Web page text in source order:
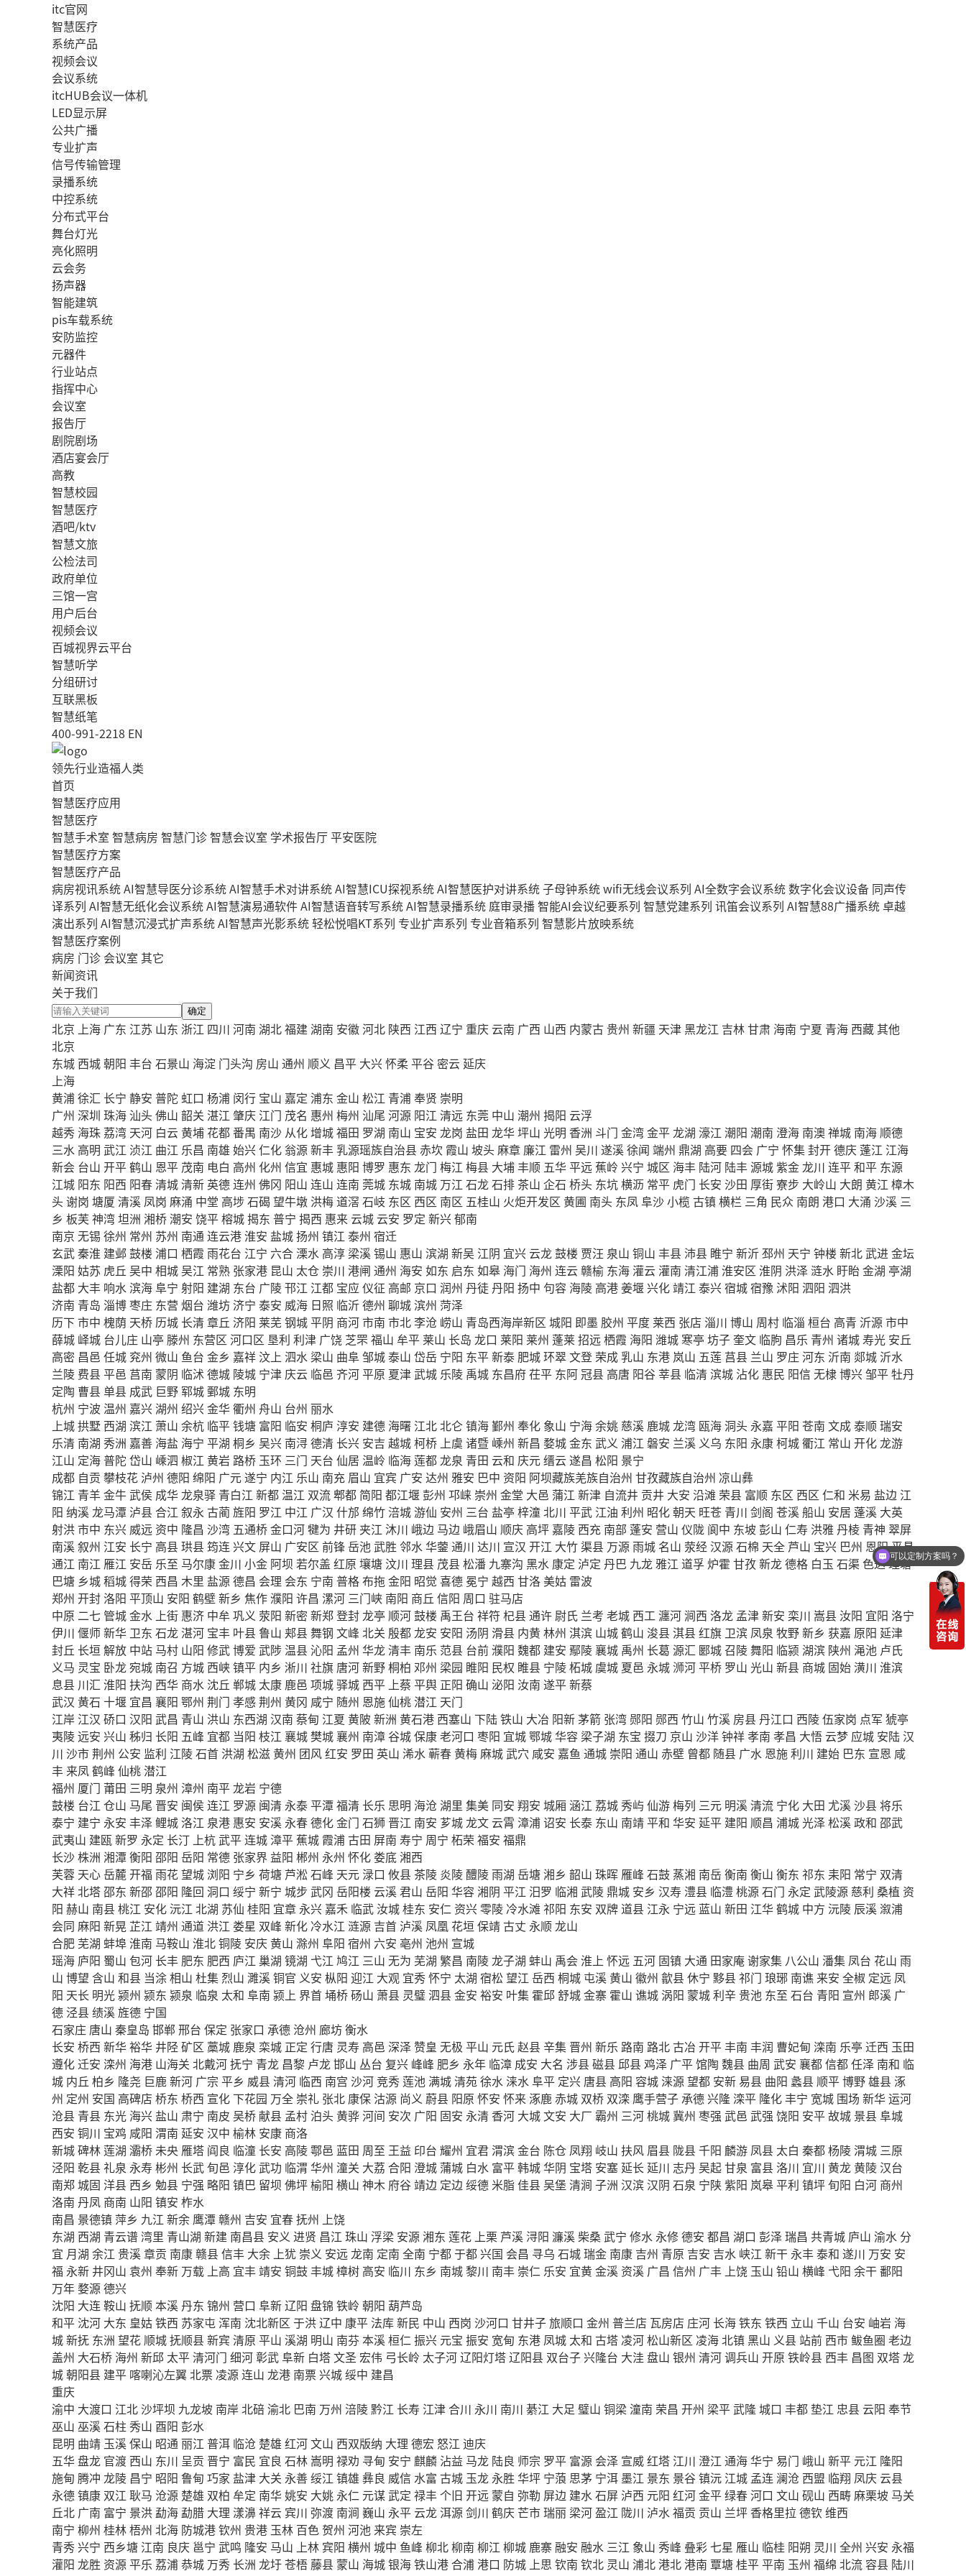
itc官网
智慧医疗
系统产品
视频会议
会议系统
itcHUB会议一体机
LED显示屏
公共广播
专业扩声
信号传输管理
录播系统
中控系统
分布式平台
舞台灯光
亮化照明
云会务
扬声器
智能建筑
pis车载系统
安防监控
元器件
行业站点
指挥中心
会议室
报告厅
剧院剧场
酒店宴会厅
高教
智慧校园
智慧医疗
酒吧/ktv
智慧文旅
公检法司
政府单位
三馆一宫
用户后台
视频会议
百城视界云平台
智慧听学
分组研讨
互联黑板
智慧纸笔
400-991-2218 EN
领先行业造福人类
首页
智慧医疗应用
智慧医疗
智慧手术室 智慧病房 智慧门诊智慧会议室 学术报告厅平安医院
智慧医疗方案
智慧医疗产品
病房视讯系统AI智慧导医分诊系统AI智慧手术对讲系统AI智慧ICU探视系统AI智慧医护对讲系统子母钟系统wifi无线会议系列 AI全数字会议系统数字化会议设备 同声传
译系列 AI智慧无纸化会议系统AI智慧演易通软件AI智慧语音转写系统AI智慧录播系统 庭审录播智能AI会议纪要系列 智慧党建系列 讯笛会议系列 AI智慧88广播系统卓越
演出系列 AI智慧沉浸式扩声系统AI智慧声光影系统轻松悦唱KT系列 专业扩声系列 专业音箱系列 智慧影片放映系统
智慧医疗案例
病房 门诊 会议室 其它
新闻资讯
关于我们
确定
北京 上海 广东 江苏 山东 浙江 四川 河南 湖北福建湖南 安徽河北 陕西 江西 辽宁 重庆 云南 广西 山西 内蒙古 贵州 新疆 天津黑龙江 吉林甘肃 海南 宁夏 青海 西藏其他
北京
东城 西城朝阳 丰台 石景山 海淀 门头沟 房山 通州 顺义 昌平 大兴怀柔平谷 密云延庆
上海
黄浦徐汇 长宁 静安 普陀 虹口 杨浦 闵行 宝山 嘉定 浦东 金山 松江 青浦奉贤 崇明
广州 深圳 珠海 汕头佛山 韶关 湛江 肇庆 江门 茂名 惠州 梅州 汕尾 河源 阳江 清远 东莞 中山 潮州 揭阳 云浮
越秀 海珠 荔湾 天河 白云黄埔 花都番禺 南沙 从化增城福田 罗湖 南山 宝安 龙岗 盐田 龙华坪山 光明 香洲 斗门 金湾金平龙湖 濠江 潮阳 潮南 澄海 南澳禅城 南海 顺德
三水 高明 武江 浈江 曲江 乐昌 南雄 始兴仁化 翁源新丰乳源瑶族自治县赤坎 霞山 坡头麻章 廉江 雷州 吴川 遂溪徐闻 端州 鼎湖 高要 四会 广宁 怀集封开德庆 蓬江 江海
新会 台山 开平鹤山 恩平 茂南 电白 高州 化州 信宜 惠城 惠阳 博罗 惠东 龙门 梅江 梅县 大埔丰顺 五华平远 蕉岭 兴宁 城区 海丰 陆河 陆丰源城紫金龙川 连平和平 东源
江城 阳东 阳西 阳春清城清新 英德连州 佛冈 阳山 连山 连南 莞城 东城 南城 万江 石龙石排茶山 企石 桥头 东坑横沥 常平 虎门 长安 沙田 厚街寮步 大岭山 大朗 黄江 樟木
头谢岗 塘厦 清溪 凤岗 麻涌 中堂 高埗石碣 望牛墩 洪梅道滘 石岐 东区 西区 南区 五桂山 火炬开发区 黄圃 南头 东凤阜沙小榄 古镇横栏 三角 民众 南朗 港口 大涌 沙溪 三
乡 板芙 神湾坦洲 湘桥潮安 饶平榕城揭东 普宁 揭西 惠来 云城 云安 罗定 新兴郁南
南京 无锡 徐州 常州 苏州 南通连云港淮安 盐城扬州 镇江 泰州 宿迁
玄武秦淮 建邺鼓楼 浦口 栖霞 雨花台 江宁 六合 溧水 高淳 梁溪锡山 惠山 滨湖 新吴 江阴 宜兴 云龙鼓楼 贾汪 泉山 铜山 丰县 沛县 睢宁 新沂邳州 天宁 钟楼 新北武进金坛
溧阳 姑苏 虎丘 吴中 相城吴江 常熟 张家港 昆山 太仓 崇川 港闸 通州 海安 如东 启东 如皋 海门 海州 连云赣榆 东海灌云灌南 清江浦淮安区 淮阴 洪泽 涟水 盱眙金湖 亭湖
盐都 大丰 响水滨海阜宁 射阳 建湖 东台 广陵邗江 江都 宝应 仪征 高邮 京口 润州 丹徒丹阳 扬中 句容 海陵 高港姜堰兴化靖江 泰兴宿城宿豫 沭阳 泗阳 泗洪
济南 青岛 淄博枣庄 东营 烟台 潍坊济宁 泰安 威海 日照 临沂德州 聊城滨州 菏泽
历下市中 槐荫 天桥 历城 长清章丘 济阳 莱芜钢城平阴 商河市南 市北李沧 崂山 青岛西海岸新区 城阳 即墨 胶州 平度 莱西 张店 淄川 博山 周村 临淄 桓台 高青 沂源市中
薛城 峄城 台儿庄 山亭 滕州 东营区 河口区 垦利 利津 广饶 芝罘福山 牟平 莱山 长岛 龙口 莱阳 莱州 蓬莱招远 栖霞 海阳 潍城 寒亭 坊子奎文 临朐 昌乐 青州 诸城寿光 安丘
高密 昌邑 任城 兖州 微山 鱼台 金乡 嘉祥 汶上 泗水 梁山 曲阜邹城泰山 岱岳 宁阳 东平新泰 肥城环翠文登 荣成乳山 东港 岚山 五莲 莒县 兰山 罗庄河东 沂南 郯城 沂水
兰陵 费县平邑 莒南 蒙阴 临沭德城 陵城 宁津 庆云 临邑 齐河平原 夏津武城 乐陵 禹城 东昌府茌平 东阿冠县 高唐 阳谷莘县 临清滨城 沾化 惠民 阳信无棣博兴邹平牡丹
定陶 曹县单县 成武 巨野 郓城 鄄城 东明
杭州 宁波 温州 嘉兴湖州 绍兴金华衢州 舟山 台州 丽水
上城拱墅 西湖 滨江 萧山 余杭 临平钱塘 富阳 临安 桐庐 淳安 建德 海曙 江北北仑镇海鄞州 奉化 象山 宁海余姚 慈溪 鹿城龙湾 瓯海洞头 永嘉 平阳 苍南 文成泰顺瑞安
乐清 南湖 秀洲 嘉善 海盐 海宁 平湖 桐乡 吴兴 南浔德清 长兴 安吉 越城柯桥 上虞 诸暨 嵊州 新昌 婺城金东 武义 浦江 磐安 兰溪 义乌 东阳 永康柯城衢江 常山 开化龙游
江山 定海普陀 岱山 嵊泗 椒江 黄岩 路桥 玉环 三门 天台 仙居 温岭 临海莲都龙泉 青田 云和 庆元缙云遂昌 松阳 景宁
成都 自贡 攀枝花 泸州 德阳 绵阳 广元遂宁 内江 乐山 南充 眉山 宜宾 广安 达州 雅安 巴中 资阳 阿坝藏族羌族自治州 甘孜藏族自治州 凉山彝
锦江 青羊金牛武侯 成华龙泉驿 青白江 新都 温江 双流郫都 简阳 都江堰彭州 邛崃 崇州 金堂 大邑 蒲江 新津 自流井 贡井 大安 沿滩 荣县 富顺 东区 西区 仁和 米易 盐边 江
阳 纳溪龙马潭 泸县合江 叙永古蔺旌阳 罗江 中江 广汉 什邡 绵竹 涪城游仙 安州 三台 盐亭 梓潼北川 平武 江油 利州 昭化朝天 旺苍 青川 剑阁 苍溪船山 安居 蓬溪 大英
射洪市中 东兴 威远 资中 隆昌 沙湾 五通桥金口河犍为 井研 夹江 沐川 峨边 马边 峨眉山 顺庆 高坪 嘉陵 西充 南部 蓬安 营山 仪陇 阆中 东坡彭山 仁寿 洪雅丹棱 青神 翠屏
南溪叙州 江安 长宁 高县珙县筠连兴文 屏山 广安区 前锋岳池武胜 邻水华蓥 通川 达川 宣汉 开江 大竹 渠县 万源雨城 名山 荥经汉源石棉 天全 芦山 宝兴 巴州 恩阳平昌
通江 南江 雁江 安岳 乐至 马尔康金川 小金 阿坝 若尔盖 红原 壤塘 汶川 理县 茂县松潘 九寨沟 黑水 康定 泸定 丹巴 九龙雅江 道孚炉霍 甘孜新龙德格 白玉 石渠色达理塘
巴塘 乡城稻城得荣 西昌 木里 盐源德昌 会理 会东 宁南 普格布拖金阳 昭觉 喜德 冕宁 越西 甘洛 美姑 雷波
郑州 开封洛阳 平顶山 安阳 鹤壁新乡 焦作濮阳 许昌 漯河 三门峡 南阳 商丘 信阳 周口 驻马店
中原 二七 管城金水 上街 惠济 中牟巩义 荥阳 新密 新郑登封龙亭 顺河鼓楼 禹王台 祥符 杞县通许 尉氏 兰考 老城 西工瀍河涧西 洛龙 孟津新安 栾川 嵩县 汝阳 宜阳 洛宁
伊川 偃师新华 卫东 石龙湛河 宝丰 叶县鲁山 郏县舞钢 文峰 北关 殷都龙安 安阳 汤阴 滑县 内黄林州 淇滨 山城鹤山 浚县淇县红旗 卫滨 凤泉 牧野新乡 获嘉 原阳 延津
封丘 长垣解放 中站 马村 山阳 修武博爱 武陟 温县沁阳 孟州 华龙清丰 南乐 范县 台前濮阳 魏都 建安 鄢陵襄城 禹州 长葛 源汇 郾城召陵舞阳 临颍 湖滨 陕州 渑池 卢氏
义马 灵宝 卧龙宛城 南召 方城 西峡镇平 内乡 淅川 社旗 唐河新野桐柏 邓州 梁园 睢阳 民权 睢县 宁陵柘城 虞城 夏邑 永城浉河平桥 罗山 光山 新县 商城 固始潢川 淮滨
息县 川汇 淮阳 扶沟 西华 商水 沈丘 郸城 太康 鹿邑 项城驿城 西平 上蔡 平舆 正阳 确山 泌阳 汝南 遂平新蔡
武汉 黄石 十堰 宜昌 襄阳 鄂州 荆门 孝感荆州 黄冈 咸宁 随州 恩施仙桃潜江 天门
江岸 江汉 硚口 汉阳 武昌 青山 洪山 东西湖 汉南 蔡甸 江夏 黄陂 新洲 黄石港 西塞山 下陆铁山 大冶 阳新茅箭 张湾 郧阳 郧西 竹山 竹溪 房县丹江口 西陵伍家岗 点军 猇亭
夷陵远安 兴山 秭归 长阳 五峰 宜都 当阳 枝江 襄城樊城襄州 南漳谷城保康老河口 枣阳 宜城鄂城华容 梁子湖 东宝 掇刀 京山 沙洋钟祥孝南 孝昌 大悟 云梦 应城 安陆汉
川 沙市荆州 公安 监利 江陵石首 洪湖 松滋黄州 团风红安 罗田 英山 浠水蕲春黄梅麻城武穴 咸安 嘉鱼 通城 崇阳 通山 赤壁 曾都 随县 广水 恩施利川 建始 巴东 宣恩 咸
丰 来凤鹤峰 仙桃潜江
福州 厦门 莆田 三明 泉州 漳州 南平龙岩 宁德
鼓楼 台江 仓山 马尾 晋安 闽侯连江 罗源 闽清 永泰平潭福清 长乐 思明 海沧 湖里 集美 同安 翔安 城厢 涵江 荔城秀屿仙游梅列 三元 明溪清流 宁化 大田 尤溪沙县将乐
泰宁 建宁 永安 丰泽鲤城洛江 泉港 惠安 安溪 永春德化金门 石狮 晋江 南安 芗城龙文 云霄 漳浦诏安 长泰 东山 南靖平和 华安 延平 建阳 顺昌 浦城光泽松溪政和 邵武
武夷山 建瓯新罗 永定 长汀 上杭武平连城 漳平 蕉城 霞浦古田 屏南 寿宁 周宁 柘荣 福安 福鼎
长沙株洲 湘潭衡阳 邵阳 岳阳 常德 张家界 益阳 郴州 永州 怀化 娄底湘西
芙蓉 天心岳麓开福 雨花望城 浏阳 宁乡 荷塘 芦淞石峰 天元 渌口 攸县茶陵 炎陵醴陵雨湖 岳塘湘乡 韶山 珠晖 雁峰 石鼓 蒸湘 南岳衡南 衡山 衡东 祁东 耒阳 常宁 双清
大祥北塔邵东 新邵邵阳 隆回 洞口 绥宁 新宁 城步 武冈 岳阳楼 云溪君山 岳阳 华容湘阴 平江 汨罗 临湘 武陵鼎城 安乡 汉寿 澧县 临澧桃源石门 永定 武陵源 慈利 桑植 资
阳 赫山 南县桃江 安化沅江 北湖 苏仙 桂阳 宜章 永兴 嘉禾 临武 汝城桂东 安仁 资兴零陵 冷水滩 祁阳 东安 双牌道县 江永 宁远 蓝山 新田 江华鹤城 中方 沅陵 辰溪 溆浦
会同 麻阳 新晃 芷江 靖州 通道 洪江 娄星 双峰 新化 冷水江 涟源 吉首 泸溪 凤凰 花垣保靖古丈 永顺龙山
合肥 芜湖 蚌埠淮南 马鞍山 淮北铜陵 安庆黄山 滁州 阜阳 宿州 六安 亳州 池州 宣城
瑶海 庐阳 蜀山 包河 长丰 肥东 肥西 庐江 巢湖 镜湖 弋江 鸠江 三山 无为 芜湖 繁昌 南陵龙子湖 蚌山 禹会淮上 怀远 五河 固镇 大通 田家庵谢家集 八公山 潘集 凤台 花山 雨
山 博望 含山 和县 当涂相山 杜集 烈山 濉溪铜官 义安 枞阳 迎江 大观 宜秀怀宁 太湖 宿松 望江 岳西 桐城 屯溪黄山 徽州 歙县休宁 黟县祁门 琅琊 南谯 来安 全椒 定远 凤
阳 天长 明光颍州 颍东 颍泉 临泉 太和 阜南 颍上 界首埇桥砀山 萧县 灵璧泗县金安 裕安 叶集 霍邱舒城金寨 霍山 谯城 涡阳 蒙城利辛 贵池 东至 石台 青阳 宣州 郎溪 广
德 泾县绩溪旌德 宁国
石家庄 唐山 秦皇岛 邯郸 邢台 保定 张家口 承德 沧州 廊坊衡水
长安 桥西 新华裕华 井陉矿区 藁城 鹿泉 栾城 正定 行唐 灵寿 高邑 深泽 赞皇 无极 平山 元氏赵县辛集 晋州 新乐 路南 路北古冶 开平丰南 丰润 曹妃甸 滦南 乐亭 迁西 玉田
遵化迁安 滦州 海港 山海关 北戴河抚宁 青龙 昌黎 卢龙邯山 丛台 复兴 峰峰 肥乡 永年 临漳 成安 大名 涉县磁县邱县鸡泽 广平馆陶 魏县 曲周 武安 襄都信都任泽 南和 临
城 内丘 柏乡 隆尧 巨鹿新河 广宗 平乡 威县清河 临西 南宫 沙河竞秀莲池 满城清苑徐水 涞水阜平 定兴 唐县 高阳 容城 涞源望都 安新易县 曲阳 蠡县 顺平博野雄县涿
州 定州 安国 高碑店 桥东 桥西 宣化下花园 万全 崇礼 张北 康保 沽源 尚义 蔚县 阳原 怀安 怀来涿鹿赤城 双桥 双滦 鹰手营子承德兴隆 滦平 隆化丰宁 宽城 围场 新华运河
沧县 青县 东光 海兴 盐山 肃宁 南皮 吴桥献县 孟村 泊头黄骅河间 安次 广阳 固安 永清 香河 大城文安 大厂 霸州 三河桃城冀州 枣强 武邑 武强 饶阳 安平故城 景县阜城
西安 铜川 宝鸡 咸阳 渭南 延安 汉中 榆林 安康 商洛
新城碑林莲湖 灞桥未央 雁塔 阎良 临潼 长安 高陵鄠邑 蓝田 周至 王益 印台 耀州 宜君渭滨金台 陈仓 凤翔 岐山 扶风 眉县 陇县千阳 麟游 凤县 太白 秦都杨陵渭城 三原
泾阳 乾县礼泉 永寿彬州 长武旬邑 淳化武功 临渭 华州 潼关 大荔 合阳 澄城蒲城 白水 富平韩城华阴 宝塔 安塞延长 延川 志丹吴起甘泉 富县洛川 宜川 黄龙黄陵汉台
南郑城固 洋县 西乡 勉县 宁强 略阳 镇巴 留坝 佛坪榆阳 横山 神木 府谷靖边 定边绥德 米脂佳县吴堡 清涧 子洲 汉滨汉阴 石泉 宁陕紫阳 岚皋平利 镇坪旬阳 白河 商州
洛南 丹凤 商南 山阳 镇安 柞水
南昌 景德镇萍乡 九江 新余 鹰潭赣州 吉安 宜春抚州 上饶
东湖 西湖 青云谱湾里 青山湖 新建 南昌县 安义 进贤 昌江 珠山 浮梁 安源湘东 莲花 上栗 芦溪 浔阳 濂溪柴桑武宁 修水 永修德安 都昌 湖口 彭泽瑞昌 共青城 庐山 渝水 分
宜 月湖 余江 贵溪章贡 南康赣县信丰 大余 上犹 崇义 安远 龙南 定南 全南 宁都于都兴国 会昌 寻乌 石城瑞金 南康 吉州 青原 吉安 吉水 峡江 新干 永丰泰和 遂川 万安 安
福 永新 井冈山 袁州 奉新 万载 上高 宜丰靖安 铜鼓丰城樟树 高安 临川 东乡 南城黎川 南丰 崇仁 乐安 宜黄金溪 资溪 广昌 信州 广丰 上饶 玉山 铅山 横峰 弋阳 余干鄱阳
万年婺源德兴
沈阳 大连鞍山 抚顺本溪丹东 锦州 营口 阜新辽阳 盘锦 铁岭 朝阳 葫芦岛
和平 沈河 大东 皇姑铁西 苏家屯 浑南 沈北新区 于洪辽中 康平 法库新民 中山 西岗 沙河口 甘井子旅顺口 金州 普兰店 瓦房店 庄河 长海铁东 铁西 立山 千山 台安 岫岩 海
城新抚 东洲 望花 顺城抚顺县新宾 清原 平山 溪湖 明山 南芬 本溪桓仁振兴 元宝 振安 宽甸 东港 凤城 太和 古塔 凌河松山新区 凌海北镇黑山 义县 站前 西市 鲅鱼圈 老边
盖州 大石桥 海州 新邱 太平清河门 细河彰武阜新 白塔文圣宏伟 弓长岭 太子河辽阳灯塔辽阳县 双台子兴隆台 大洼 盘山 银州 清河调兵山 开原 铁岭县 西丰 昌图 双塔龙
城朝阳县 建平 喀喇沁左翼北票 凌源连山 龙港 南票兴城绥中 建昌
重庆
渝中 大渡口 江北沙坪坝 九龙坡 南岸北碚渝北 巴南 万州 涪陵黔江 长寿 江津合川 永川 南川 綦江 大足 璧山 铜梁潼南 荣昌 开州 梁平武隆城口 丰都 垫江 忠县 云阳 奉节
巫山 巫溪石柱 秀山 酉阳 彭水
昆明 曲靖 玉溪保山 昭通丽江 普洱 临沧 楚雄 红河文山 西双版纳 大理 德宏 怒江 迪庆
五华盘龙 官渡 西山 东川 呈贡 晋宁 富民 宜良 石林嵩明 禄劝 寻甸 安宁 麒麟 沾益 马龙 陆良 师宗 罗平 富源 会泽 宣威红塔 江川 澄江 通海华宁 易门 峨山 新平 元江 隆阳
施甸 腾冲 龙陵 昌宁 昭阳 鲁甸 巧家 盐津 大关 永善绥江 镇雄 彝良 威信水富 古城 玉龙 永胜 华坪 宁蒗 思茅 宁洱 墨江 景东 景谷镇沅 江城 孟连 澜沧 西盟 临翔 凤庆 云县
永德镇康 双江 耿马 沧源 楚雄 双柏 牟定 南华姚安 大姚 永仁 元谋武定 禄丰个旧 开远 蒙自 弥勒 屏边 建水石屏 泸西 元阳 红河金平绿春河口 文山 砚山 西畴麻栗坡 马关
丘北 广南 富宁 景洪 勐海 勐腊 大理 漾濞祥云 宾川 弥渡 南涧 巍山 永平 云龙 洱源剑川 鹤庆 芒市瑞丽 梁河盈江 陇川 泸水福贡 贡山 兰坪 香格里拉 德钦维西
南宁 柳州 桂林梧州 北海 防城港钦州 贵港 玉林 百色贺州 河池 来宾 崇左
青秀兴宁 西乡塘 江南 良庆 邕宁 武鸣 隆安 马山 上林 宾阳 横州 城中 鱼峰 柳北柳南 柳江 柳城 鹿寨融安 融水 三江 象山 秀峰 叠彩七星 雁山 临桂 阳朔 灵川 全州 兴安 永福
灌阳 龙胜 资源平乐 荔浦恭城 万秀 长洲 龙圩苍梧 藤县蒙山 海城银海铁山港合浦港口 防城 上思 钦南 钦北 灵山 浦北港北港南 覃塘桂平平南 玉州 福绵 北流 容县 陆川
你们电话多少
可以定制方案吗？